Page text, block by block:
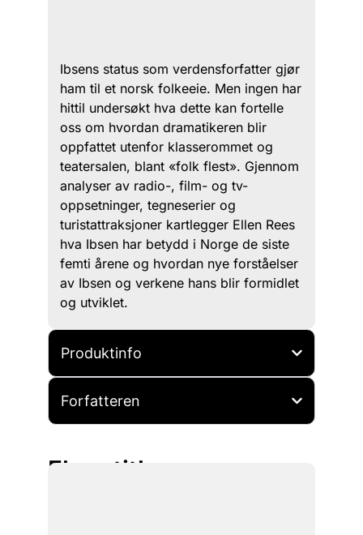
Ibsens status som verdensforfatter gjør
ham til et norsk folkeeie. Men ingen har
hittil undersøkt hva dette kan fortelle
oss om hvordan dramatikeren blir
oppfattet utenfor klasserommet og
teatersalen, blant «folk flest». Gjennom
analyser av radio-, film- og tv-
oppsetninger, tegneserier og
turistattraksjoner kartlegger Ellen Rees
hva Ibsen har betydd i Norge de siste
femti årene og hvordan nye forståelser
av Ibsen og verkene hans blir formidlet
og utviklet.
Produktinfo
Forfatteren
Flere titler